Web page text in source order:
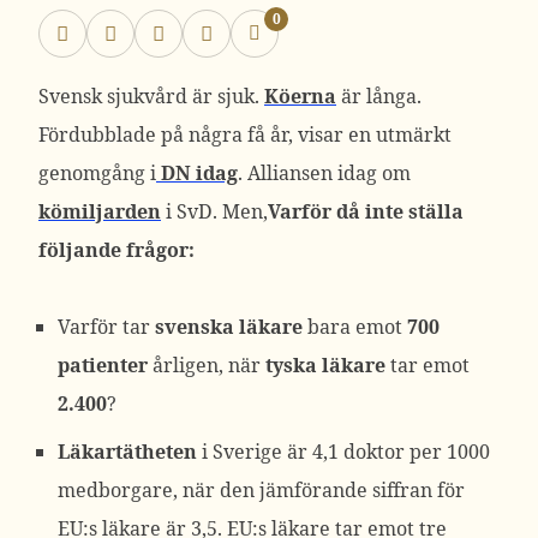
0
Svensk sjukvård är sjuk. Köerna är långa.
Fördubblade på några få år, visar en utmärkt
genomgång iDN idag. Alliansen idag om
kömiljardeni SvD. Men,Varför då inte ställa
följande frågor:
Varför tarsvenska läkarebara emot700
patienterårligen, närtyska läkaretar emot
2.400?
Läkartätheteni Sverige är 4,1 doktor per 1000
medborgare, när den jämförande siffran för
EU:s läkare är 3,5. EU:s läkare tar emot tre